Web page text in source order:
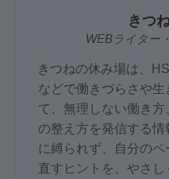
きつ
WEBライター
きつねの休み場は、
などで働きづらさや
て、無理しない働き
の整え方を発信する
に縛られず、自分の
直すヒントを、やさ